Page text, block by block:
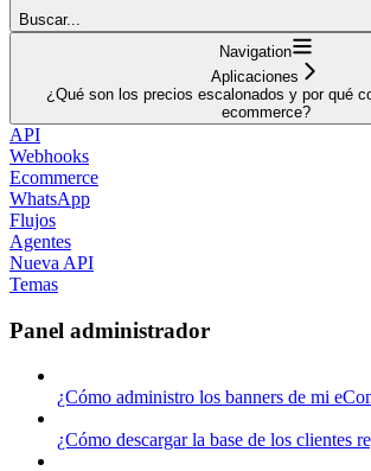
Buscar...
Navigation
Aplicaciones
¿Qué son los precios escalonados y por qué
ecommerce?
API
Webhooks
Ecommerce
WhatsApp
Flujos
Agentes
Nueva API
Temas
Panel administrador
¿Cómo administro los banners de mi
¿Cómo descargar la base de los clientes